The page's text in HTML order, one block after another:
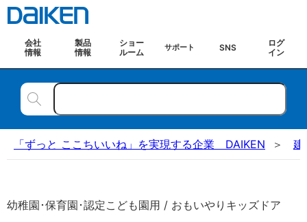
会社
情報
製品
情報
ショー
ルーム
サポート SNS
ログ
イン
「ずっと ここちいいね」を実現する企業 DAIKEN 建
幼稚園･保育園･認定こども園用 / おもいやりキッズドア